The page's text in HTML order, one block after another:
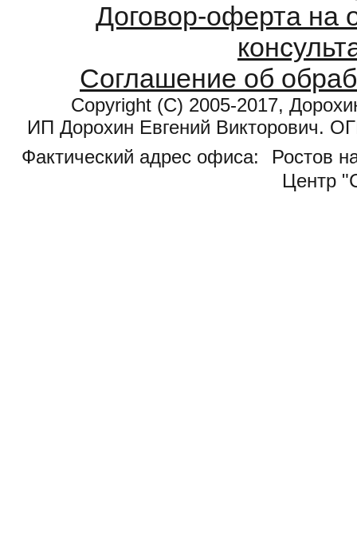
Договор-оферта на
Соглашение об
Copyright (С) 2005-2017,
ИП Дорохин Евгений Викторович.
Фактический адрес офиса:
Ростов
Центр